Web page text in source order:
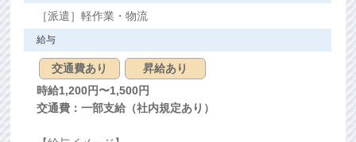
［派遣］軽作業・物流
給与
交通費あり
昇給あり
時給1,200円〜1,500円
交通費：一部支給（社内規定あり）